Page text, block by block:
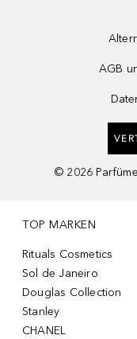
AGB
© 2026
TOP MARKEN
Rituals Cosmetics
Sol de Janeiro
Douglas Collection
Stanley
CHANEL